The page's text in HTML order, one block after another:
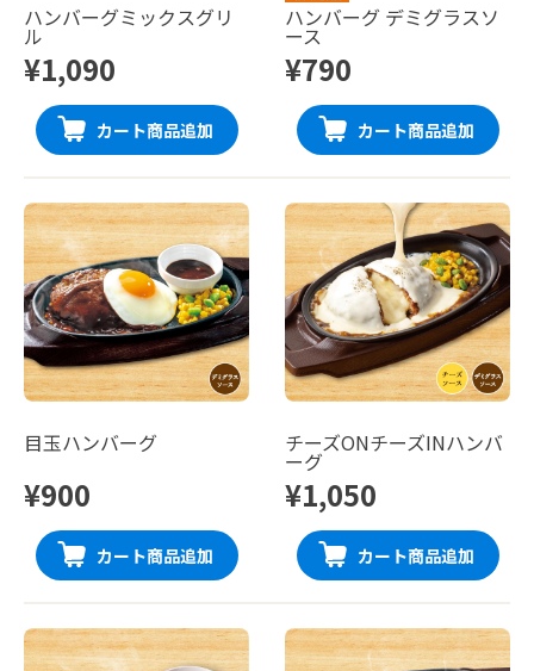
ハンバーグミックスグリ
ル
¥1,090
カート商品追加
ハンバーグ デミグラスソ
ース
¥790
カート商品追加
目玉ハンバーグ
¥900
カート商品追加
チーズONチーズINハンバ
ーグ
¥1,050
カート商品追加